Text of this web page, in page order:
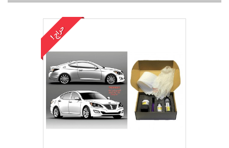
حراج!